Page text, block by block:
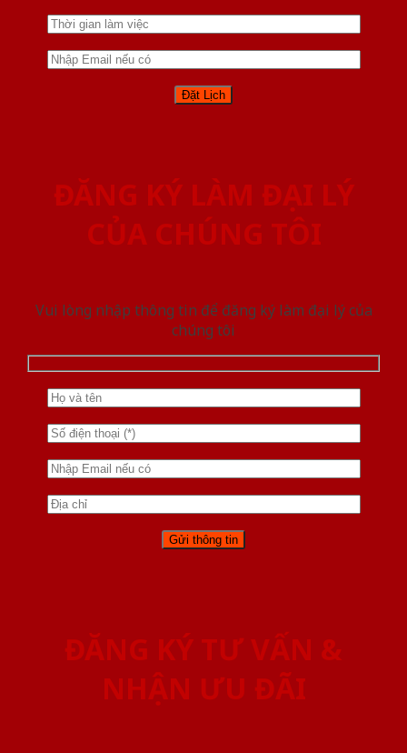
ĐĂNG KÝ LÀM ĐẠI LÝ
CỦA CHÚNG TÔI
Vui lòng nhập thông tin để đăng ký làm đại lý của
chúng tôi
ĐĂNG KÝ TƯ VẤN &
NHẬN ƯU ĐÃI